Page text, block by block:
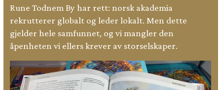
Rune Todnem By har rett: norsk akademia
rekrutterer globalt og leder lokalt. Men dette
gjelder hele samfunnet, og vi mangler den
åpenheten vi ellers krever av storselskaper.